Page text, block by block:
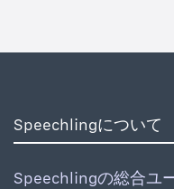
Speechlingについて
Speechlingの総合ユ